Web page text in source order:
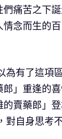
痛苦之下
情念而生的
為有了這項
」重逢的
賣藥郎」
對自身思考